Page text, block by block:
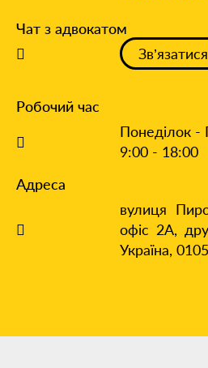
Чат з адвокатом
Зв’язатися
Робочий час
Понеділок -
9:00 - 18:00
Адреса
вулиця
офіс 2А,
Україна,